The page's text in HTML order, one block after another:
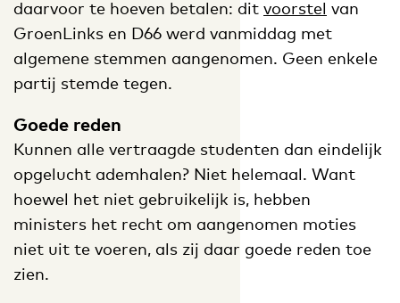
daarvoor te hoeven betalen: dit voorstel van
GroenLinks en D66 werd vanmiddag met
algemene stemmen aangenomen. Geen enkele
partij stemde tegen.
Goede reden
Kunnen alle vertraagde studenten dan eindelijk
opgelucht ademhalen? Niet helemaal. Want
hoewel het niet gebruikelijk is, hebben
ministers het recht om aangenomen moties
niet uit te voeren, als zij daar goede reden toe
zien.